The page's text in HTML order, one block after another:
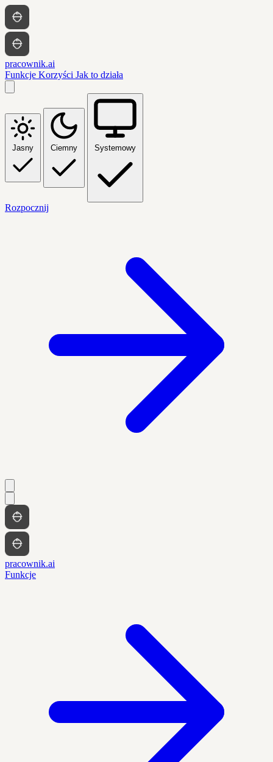
pracownik.ai
Funkcje Korzyści Jak to działa
Jasny Ciemny Systemowy
Rozpocznij
pracownik.ai
Funkcje